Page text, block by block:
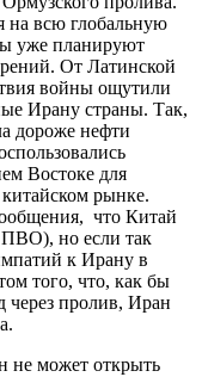
на всю глобальную
уже планируют
От Латинской
войны ощутили
Ирану страны. Так,
дороже нефти
Востоке для
рынке.
что Китай
ПВО), но если так
к Ирану в
того, что, как бы
через пролив, Иран
не может открыть